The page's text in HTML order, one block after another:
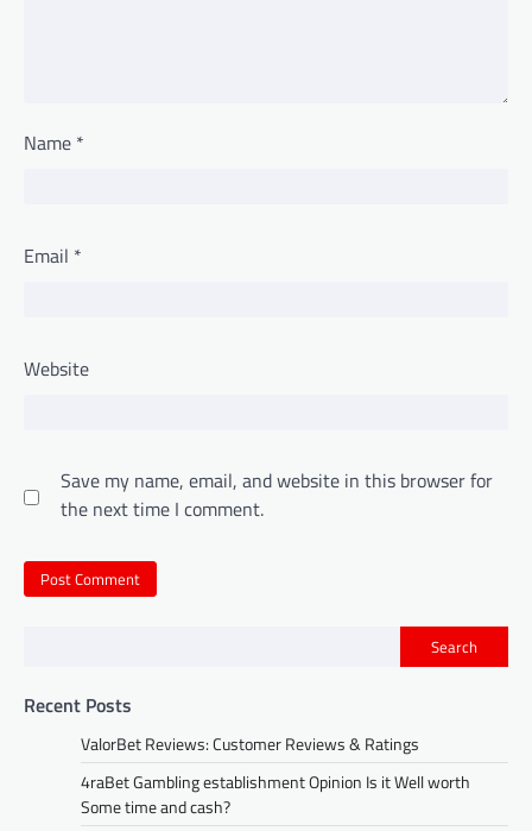
Name *
Email *
Website
Save my name, email, and website in this browser for
the next time I comment.
Search
Recent Posts
ValorBet Reviews: Customer Reviews & Ratings
4raBet Gambling establishment Opinion Is it Well worth
Some time and cash?